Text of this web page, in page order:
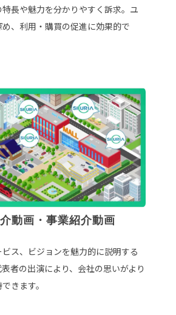
長や魅力を分かりやすく訴求。ユ
、利用・購買の促進に効果的で
動画・事業紹介動画
ス、ビジョンを魅力的に説明する
者の出演により、会社の思いがより
きます。